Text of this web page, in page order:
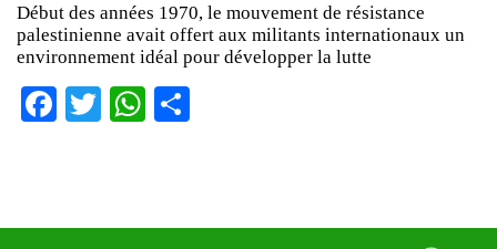
Début des années 1970, le mouvement de résistance
palestinienne avait offert aux militants internationaux un
environnement idéal pour développer la lutte
Facebook
TwitterWhatsApp